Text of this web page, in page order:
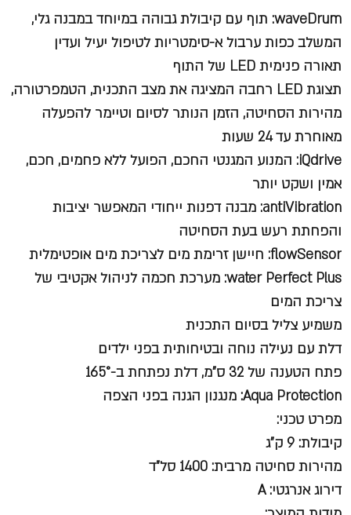
waveDrum: תוף עם קיבולת גבוהה במיוחד במבנה גלי,
המשלב כפות ערבול א-סימטריות לטיפול יעיל ועדין
תאורה פנימית LED של התוף
תצוגת LED רחבה המציגה את מצב התכנית, הטמפרטורה,
מהירות הסחיטה, הזמן הנותר לסיום וטיימר להפעלה
מאוחרת עד 24 שעות
iQdrive: המנוע המגנטי החכם, הפועל ללא פחמים, חכם,
אמין ושקט יותר
antiVibration: מבנה דפנות ייחודי המאפשר יציבות
והפחתת רעש בעת הסחיטה
flowSensor: חיישן זרימת מים לצריכת מים אופטימלית
water Perfect Plus: מערכת חכמה לניהול אקטיבי של
צריכת המים
משמיע צליל בסיום התכנית
דלת עם נעילה נוחה ובטיחותית בפני ילדים
פתח הטענה של 32 ס"מ, דלת נפתחת ב-165°
Aqua Protection: מנגנון הגנה בפני הצפה
מפרט טכני:
קיבולת: 9 ק"ג
מהירות סחיטה מרבית: 1400 סל"ד
דירוג אנרגטי: A